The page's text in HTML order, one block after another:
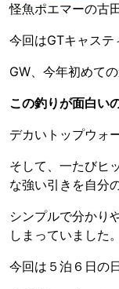
怪魚ポエマーの古
今回はGTキャステ
GW、今年初めて
この釣りが面白い
デカいトップウォ
そして、一たびヒ
な強い引きを自分
シンプルで分かり
しまっていました。
今回は５泊６日の